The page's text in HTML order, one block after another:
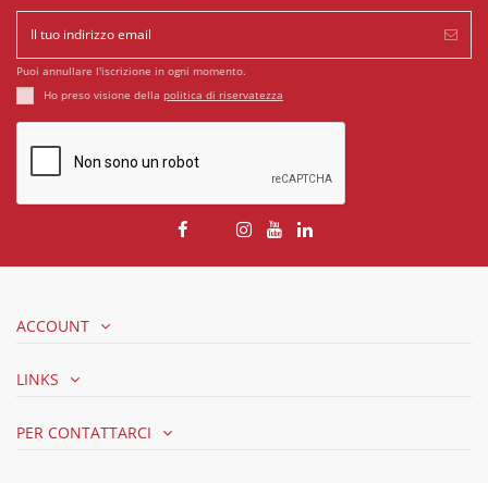
Puoi annullare l'iscrizione in ogni momento.
Ho preso visione della politica di riservatezza
ACCOUNT
LINKS
PER CONTATTARCI